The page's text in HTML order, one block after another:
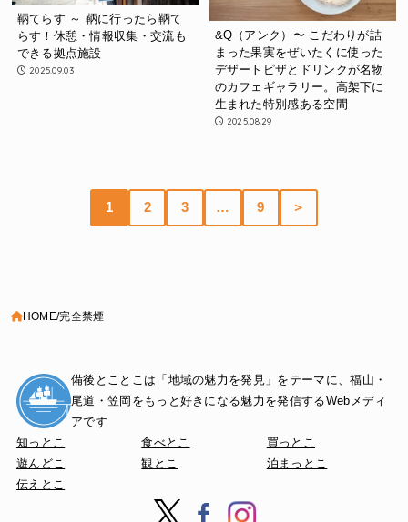
鞆てらす ～ 鞆に行ったら鞆て
らす！休憩・情報収集・交流も
できる拠点施設
2025.09.03
&Q（アンク）〜 こだわりが詰
まった果実をぜいたくに使った
デザートピザとドリンクが名物
のカフェギャラリー。高架下に
生まれた特別感ある空間
2025.08.29
1 2 3 … 9 ＞
HOME 完全禁煙
備後とことこは「地域の魅力を発見」をテーマに、福山・
尾道・笠岡をもっと好きになる魅力を発信するWebメディ
アです
知っとこ
食べとこ
買っとこ
遊んどこ
観とこ
泊まっとこ
伝えとこ